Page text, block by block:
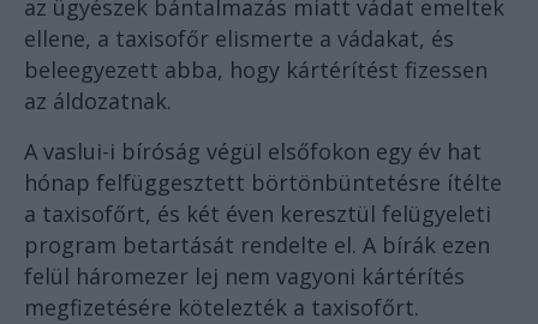
az ügyészek bántalmazás miatt vádat emeltek
ellene, a taxisofőr elismerte a vádakat, és
beleegyezett abba, hogy kártérítést fizessen
az áldozatnak.
A vaslui-i bíróság végül elsőfokon egy év hat
hónap felfüggesztett börtönbüntetésre ítélte
a taxisofőrt, és két éven keresztül felügyeleti
program betartását rendelte el. A bírák ezen
felül háromezer lej nem vagyoni kártérítés
megfizetésére kötelezték a taxisofőrt.